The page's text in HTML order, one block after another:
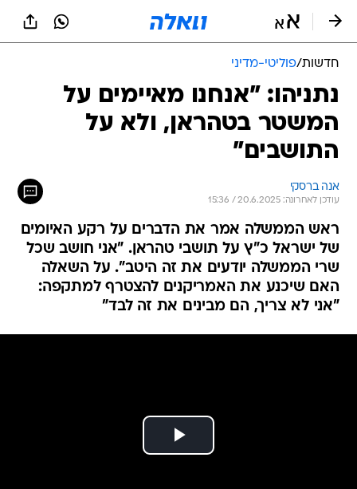
חדשות/פוליטי-מדיני
נתניהו: "אנחנו מאיימים על
המשטר בטהראן, ולא על
התושבים"
אנה ברסקי
עודכן לאחרונה: 20.6.2025 / 15:36
ראש הממשלה אמר את הדברים על רקע האיומים
של ישראל כ"ץ על תושבי טהראן. "אני חושב שכל
שרי הממשלה יודעים את זה היטב". על השאלה
האם שיכנע את האמריקנים להצטרף למתקפה:
"אני לא צריך, הם מבינים את זה לבד"